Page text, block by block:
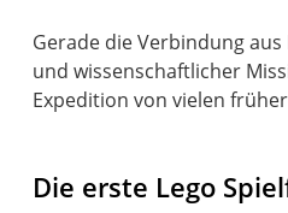
Gerade die Verbindung
und wissenschaftlicher
Expedition von vielen
Die erste Lego